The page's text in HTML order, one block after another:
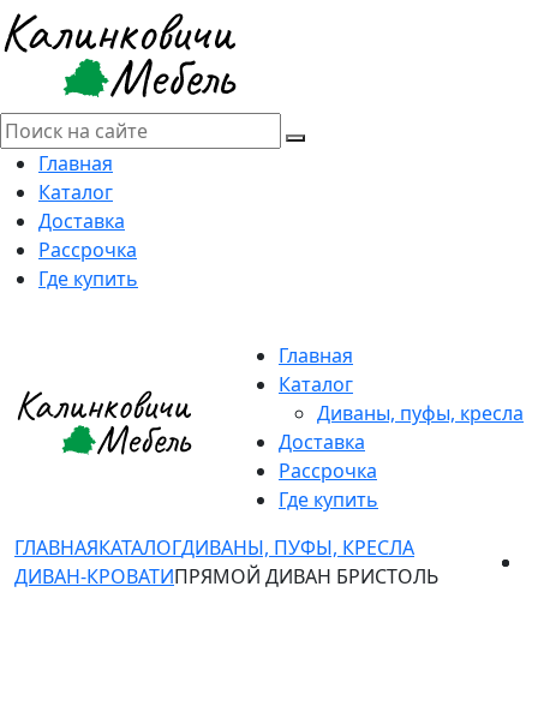
Главная
Каталог
Доставка
Рассрочка
Где купить
Главная
Каталог
Диваны, пуфы, кресла
Доставка
Рассрочка
Где купить
ГЛАВНАЯКАТАЛОГДИВАНЫ, ПУФЫ, КРЕСЛА
ДИВАН-КРОВАТИПРЯМОЙ ДИВАН БРИСТОЛЬ